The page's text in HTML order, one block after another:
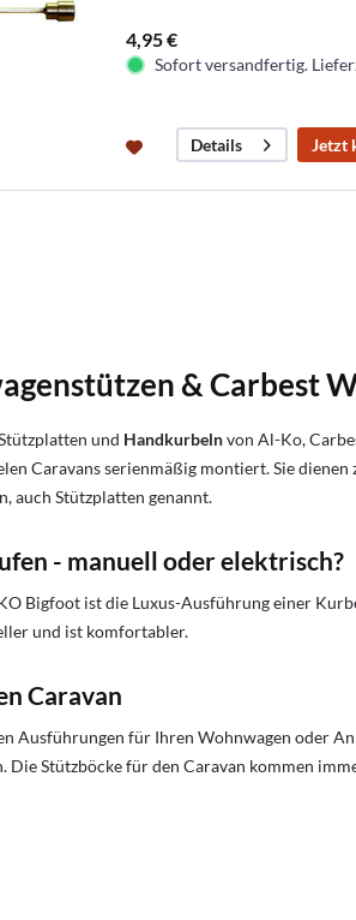
4,95 €
Sofort versandfertig.
Details Jetzt
& Carbest
und Handkurbelnvon Al-Ko,
Caravans serienmäßig montiert. Sie
auch Stützplatten genannt.
- manuell oder elektrisch?
Bigfoot ist die Luxus-Ausführung einer
und ist komfortabler.
Caravan
Ausführungen für Ihren Wohnwagen oder
Die Stützböcke für den Caravan kommen